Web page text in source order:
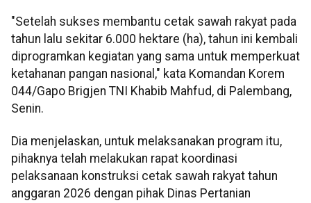
"Setelah sukses membantu cetak sawah rakyat pada
tahun lalu sekitar 6.000 hektare (ha), tahun ini kembali
diprogramkan kegiatan yang sama untuk memperkuat
ketahanan pangan nasional," kata Komandan Korem
044/Gapo Brigjen TNI Khabib Mahfud, di Palembang,
Senin.
Dia menjelaskan, untuk melaksanakan program itu,
pihaknya telah melakukan rapat koordinasi
pelaksanaan konstruksi cetak sawah rakyat tahun
anggaran 2026 dengan pihak Dinas Pertanian